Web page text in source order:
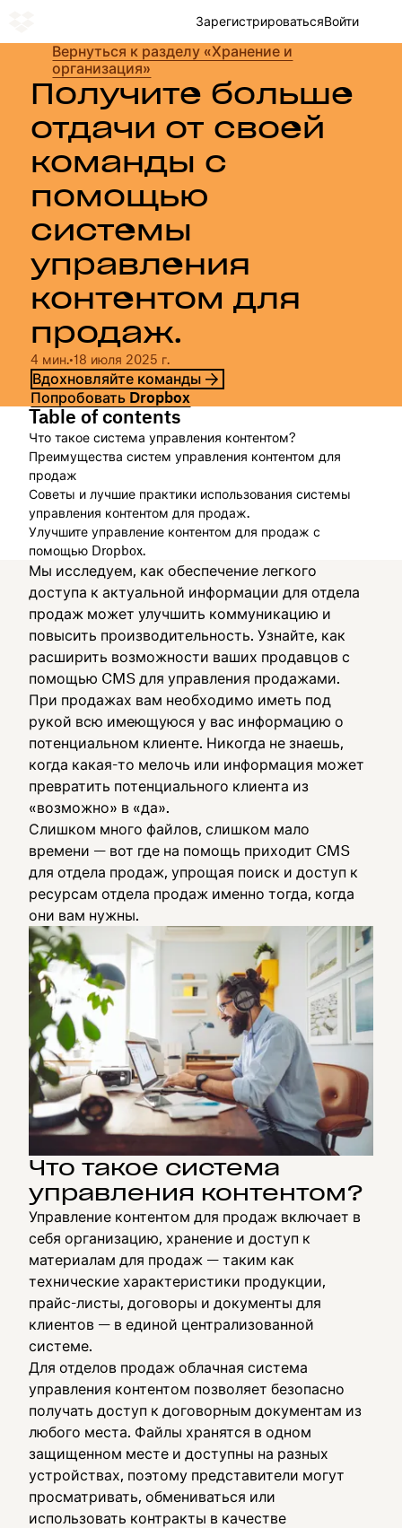
ЗарегистрироватьсяВойти
Вернуться к разделу «Хранение и
организация»
Получите больше
отдачи от своей
команды с
помощью
системы
управления
контентом для
продаж.
4 мин.•18 июля 2025 г.
Вдохновляйте команды
Попробовать Dropbox
Table of contents
Что такое система управления контентом?
Преимущества систем управления контентом для
продаж
Советы и лучшие практики использования системы
управления контентом для продаж.
Улучшите управление контентом для продаж с
помощью Dropbox.
Мы исследуем, как обеспечение легкого
доступа к актуальной информации для отдела
продаж может улучшить коммуникацию и
повысить производительность. Узнайте, как
расширить возможности ваших продавцов с
помощью CMS для управления продажами.
При продажах вам необходимо иметь под
рукой всю имеющуюся у вас информацию о
потенциальном клиенте. Никогда не знаешь,
когда какая-то мелочь или информация может
превратить потенциального клиента из
«возможно» в «да».
Слишком много файлов, слишком мало
времени — вот где на помощь приходит CMS
для отдела продаж, упрощая поиск и доступ к
ресурсам отдела продаж именно тогда, когда
они вам нужны.
Что такое система
управления контентом?
Управление контентом для продаж включает в
себя организацию, хранение и доступ к
материалам для продаж — таким как
технические характеристики продукции,
прайс-листы, договоры и документы для
клиентов — в единой централизованной
системе.
Для отделов продаж облачная система
управления контентом позволяет безопасно
получать доступ к договорным документам из
любого места. Файлы хранятся в одном
защищенном месте и доступны на разных
устройствах, поэтому представители могут
просматривать, обмениваться или
использовать контракты в качестве